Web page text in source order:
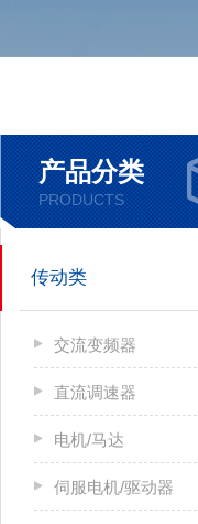
产品分类
PRODUCTS
传动类
交流变频器
直流调速器
电机/马达
伺服电机/驱动器